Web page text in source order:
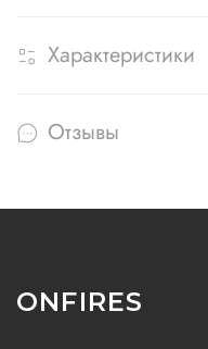
Характеристики
Отзывы
ONFIRES